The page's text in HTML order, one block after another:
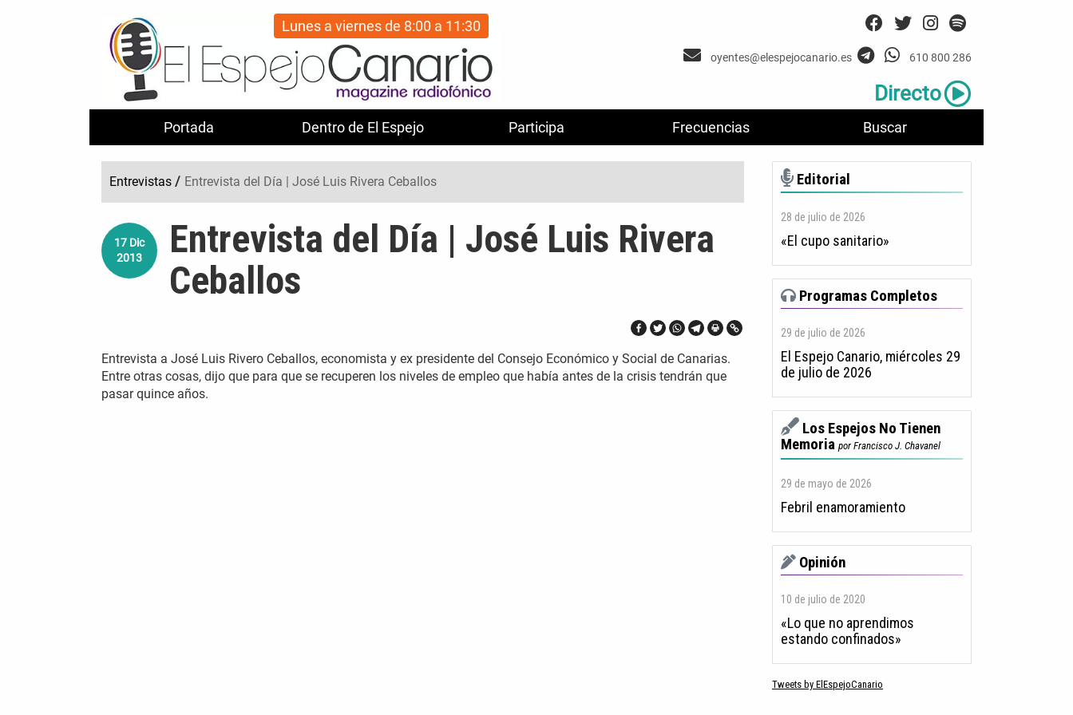
Portada Dentro de El Espejo Participa Frecuencias Buscar
Lunes a viernes de 8:00 a 11:30
oyentes@elespejocanario.es 610 800 286
Directo
Entrevistas / Entrevista del Día | José Luis Rivera Ceballos
17 Dic
2013
Entrevista del Día | José Luis Rivera
Ceballos
Entrevista a José Luis Rivero Ceballos, economista y ex presidente del Consejo Económico y Social de Canarias.
Entre otras cosas, dijo que para que se recuperen los niveles de empleo que había antes de la crisis tendrán que
pasar quince años.
Editorial
28 de julio de 2026
«El cupo sanitario»
Programas Completos
29 de julio de 2026
El Espejo Canario, miércoles 29
de julio de 2026
Los Espejos No Tienen
Memoria por Francisco J. Chavanel
29 de mayo de 2026
Febril enamoramiento
Opinión
10 de julio de 2020
«Lo que no aprendimos
estando confinados»
Tweets by ElEspejoCanario